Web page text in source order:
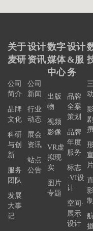
关于
麦研
公司
简介
品牌
文化
科研
与创
新
服务
团队
发展
大事
记
设计
资讯
公司
新闻
行业
动态
展会
资讯
站点
公告
数字
媒体
中心
出版
物
视频
影像
VR虚
拟现
实
图片
专题
设计
&服
务
品牌
全案
策划
品牌
年度
服务
标志
·VI设
计
空间·
展示
设计